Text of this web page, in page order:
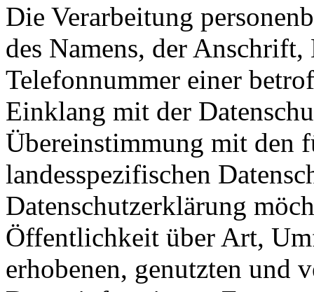
Die Verarbeitung
des Namens, der
Telefonnummer einer
Einklang mit der
Übereinstimmung mit den
landesspezifischen
Datenschutzerklärung
Öffentlichkeit über Art,
erhobenen, genutzten und